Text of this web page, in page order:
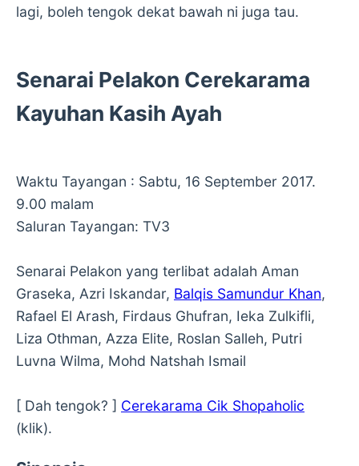
lagi, boleh tengok dekat bawah ni juga tau.
Senarai Pelakon Cerekarama
Kayuhan Kasih Ayah
Waktu Tayangan : Sabtu, 16 September 2017.
9.00 malam
Saluran Tayangan: TV3
Senarai Pelakon yang terlibat adalah Aman
Graseka, Azri Iskandar, Balqis Samundur Khan,
Rafael El Arash, Firdaus Ghufran, Ieka Zulkifli,
Liza Othman, Azza Elite, Roslan Salleh, Putri
Luvna Wilma, Mohd Natshah Ismail
[ Dah tengok? ] Cerekarama Cik Shopaholic
(klik).